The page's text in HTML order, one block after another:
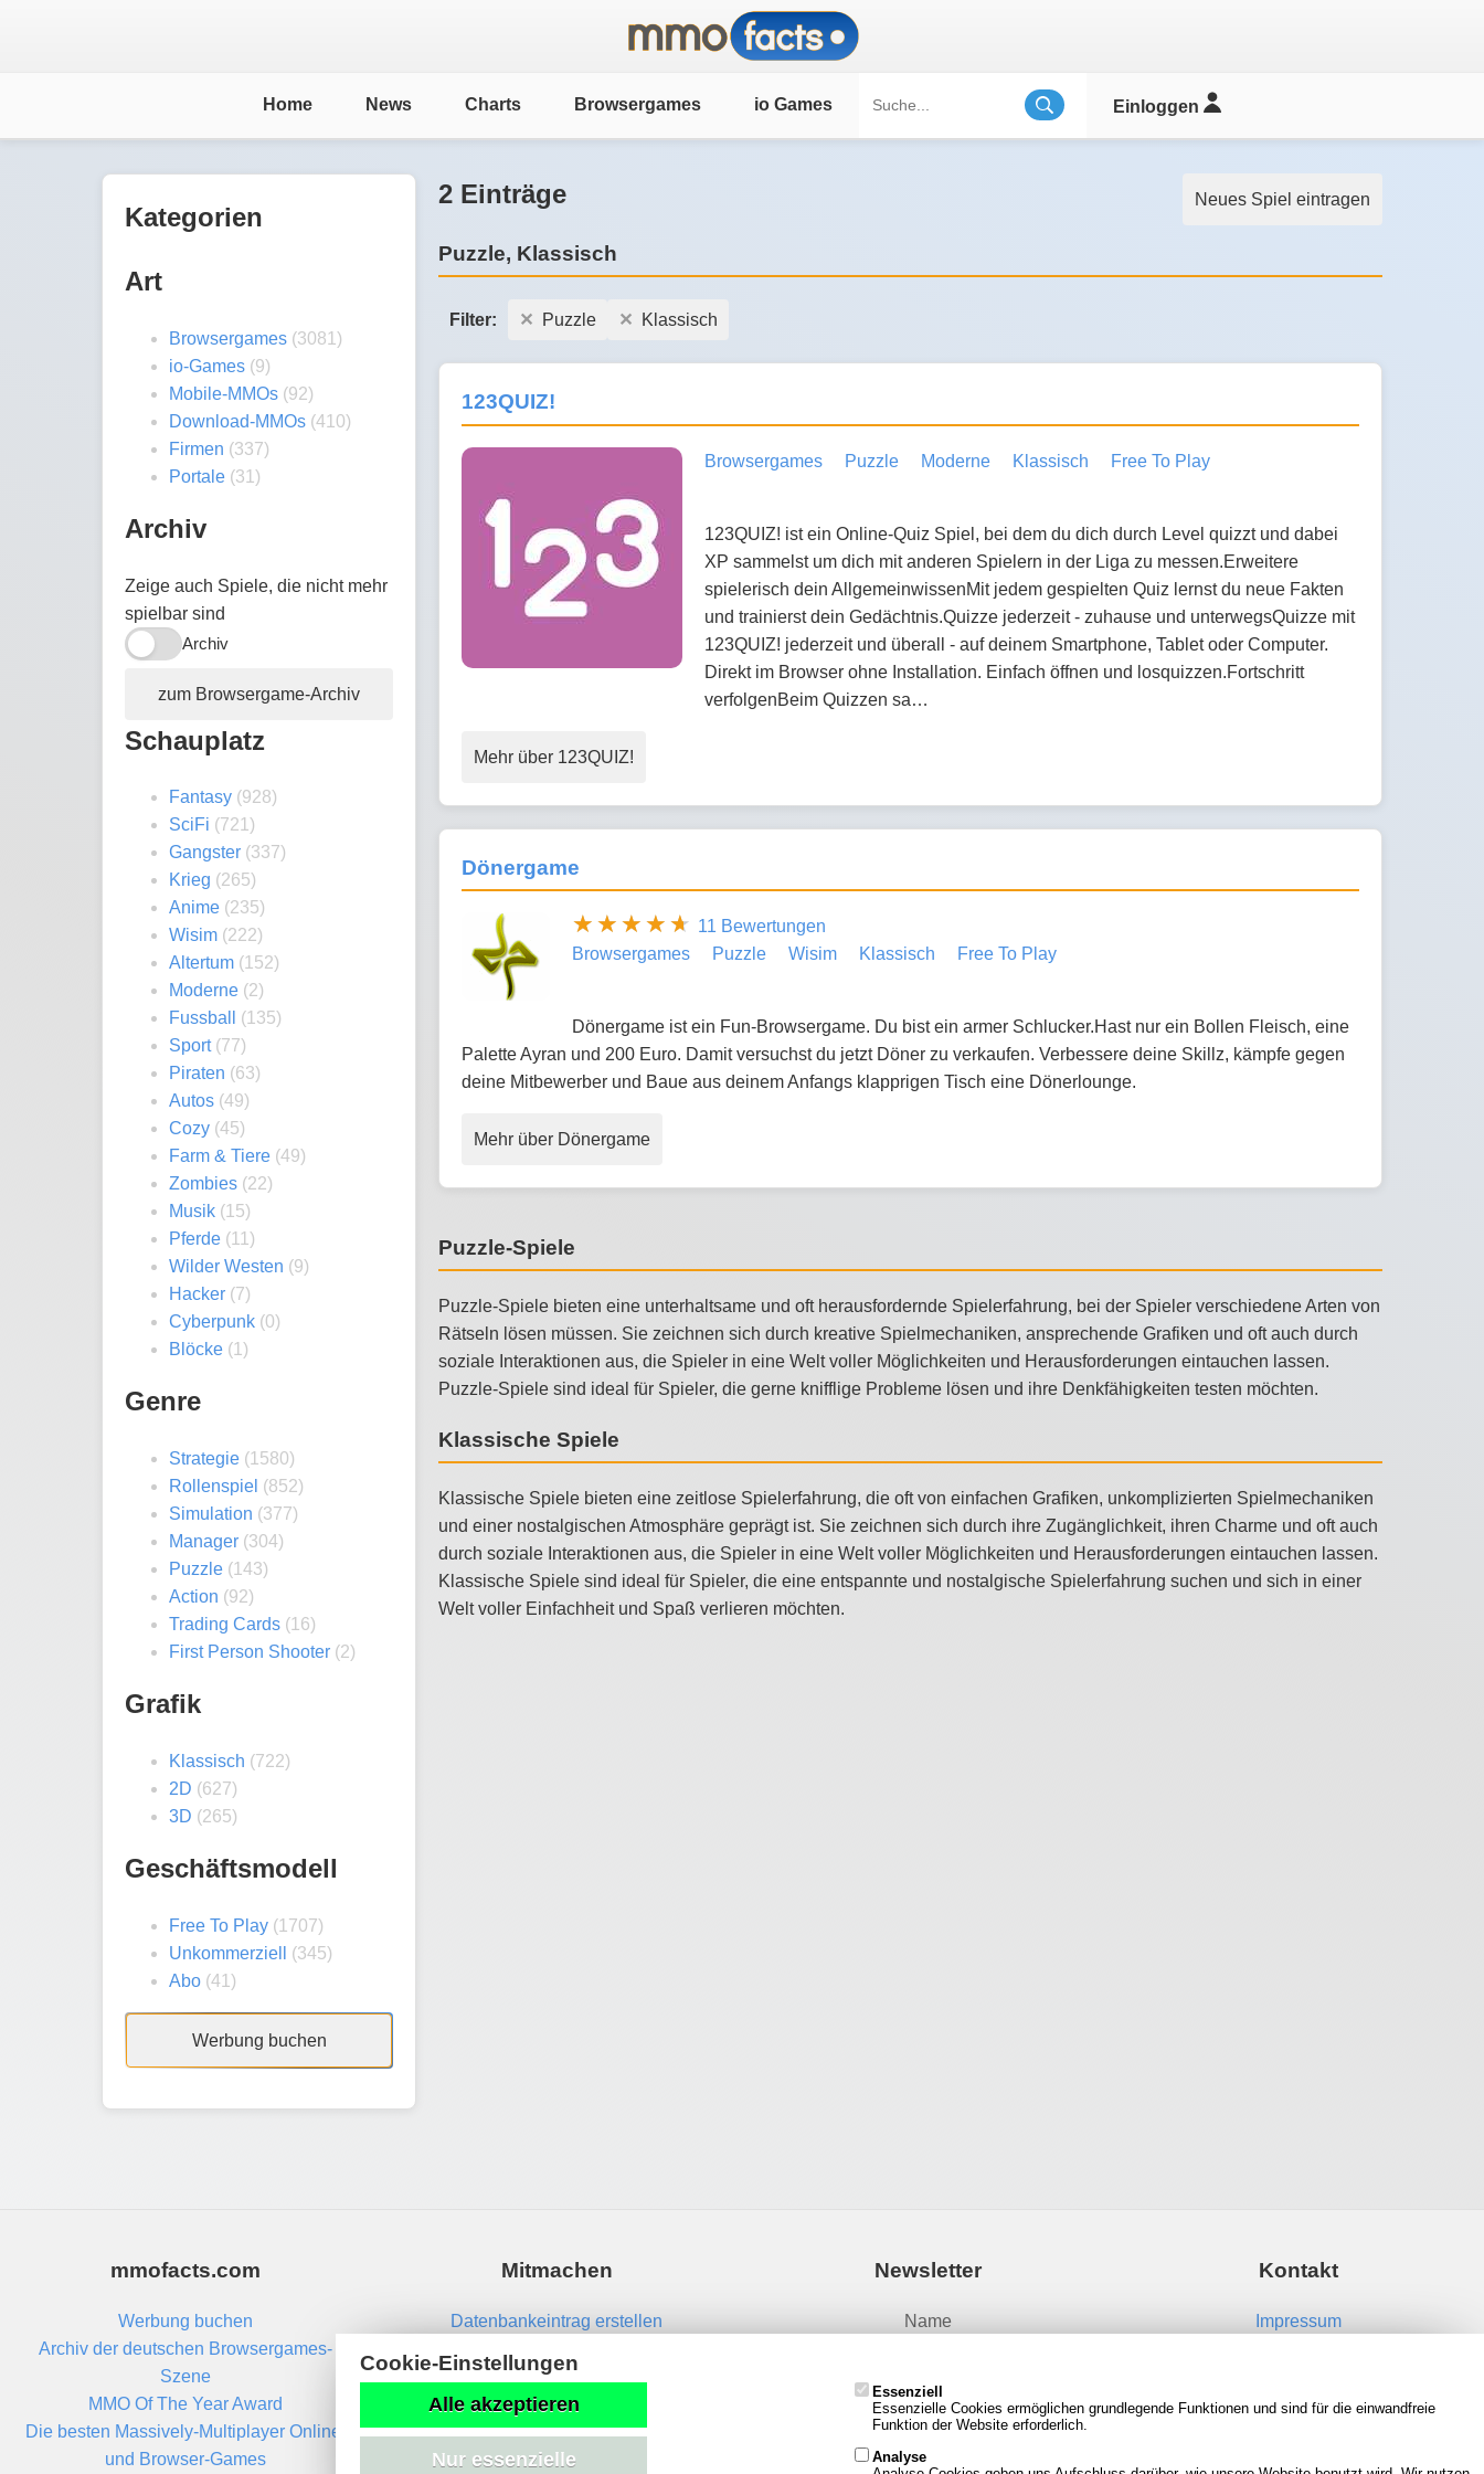
Home News Charts Browsergames io Games Einloggen
Kategorien
Art
Browsergames (3081)
io-Games (9)
Mobile-MMOs (92)
Download-MMOs (410)
Firmen (337)
Portale (31)
Archiv
Zeige auch Spiele, die nicht mehr
spielbar sind
Archiv
zum Browsergame-Archiv
Schauplatz
Fantasy (928)
SciFi (721)
Gangster (337)
Krieg (265)
Anime (235)
Wisim (222)
Altertum (152)
Moderne (2)
Fussball
(135)
Sport(77)
Piraten (63)
Autos (49)
Cozy (45)
Farm & Tiere (49)
Zombies (22)
Musik (15)
Pferde (11)
Wilder Westen (9)
Hacker (7)
Cyberpunk (0)
Blöcke (1)
Genre
Strategie (1580)
Rollenspiel (852)
Simulation (377)
Manager (304)
Puzzle (143)
Action (92)
Trading Cards (16)
First Person Shooter (2)
Grafik
Klassisch (722)
2D (627)
3D (265)
Geschäftsmodell
Free To Play (1707)
Unkommerziell
(345)
Abo (41)
Werbung buchen
Neues Spiel eintragen
2 Einträge
Puzzle, Klassisch
Filter: Puzzle Klassisch
123QUIZ!
Browsergames Puzzle Moderne Klassisch Free To Play
123QUIZ! ist ein Online-Quiz Spiel, bei dem du dich durch Level quizzt und dabei
XP sammelst um dich mit anderen Spielern in der Liga zu messen.Erweitere
spielerisch dein AllgemeinwissenMit jedem gespielten Quiz lernst du neue Fakten
und trainierst dein Gedächtnis.Quizze jederzeit - zuhause und unterwegsQuizze mit
123QUIZ! jederzeit und überall - auf deinem Smartphone, Tablet oder Computer.
Direkt im Browser ohne Installation. Einfach öffnen und losquizzen.Fortschritt
verfolgenBeim Quizzen sa…
Mehr über 123QUIZ!
Dönergame
11 Bewertungen
Browsergames
Puzzle Wisim Klassisch Free To Play
Dönergame ist ein Fun-Browsergame. Du bist ein armer Schlucker.Hast nur ein Bollen Fleisch, eine
Palette Ayran und 200 Euro. Damit versuchst du jetzt Döner zu verkaufen. Verbessere deine Skillz, kämpfe gegen
deine Mitbewerber und Baue aus deinem Anfangs klapprigen Tisch eine Dönerlounge.
Mehr über Dönergame
Puzzle-Spiele
Puzzle-Spiele bieten eine unterhaltsame und oft herausfordernde Spielerfahrung, bei der Spieler verschiedene Arten von
Rätseln lösen müssen. Sie zeichnen sich durch kreative Spielmechaniken, ansprechende Grafiken und oft auch durch
soziale Interaktionen aus, die Spieler in eine Welt voller Möglichkeiten und Herausforderungen eintauchen lassen.
Puzzle-Spiele sind ideal für Spieler, die gerne knifflige Probleme lösen und ihre Denkfähigkeiten testen möchten.
Klassische Spiele
Klassische Spiele bieten eine zeitlose Spielerfahrung, die oft von einfachen Grafiken, unkomplizierten Spielmechaniken
und einer nostalgischen Atmosphäre geprägt ist. Sie zeichnen sich durch ihre Zugänglichkeit, ihren Charme und oft auch
durch soziale Interaktionen aus, die Spieler in eine Welt voller Möglichkeiten und Herausforderungen eintauchen lassen.
Klassische Spiele sind ideal für Spieler, die eine entspannte und nostalgische Spielerfahrung suchen und sich in einer
Welt voller Einfachheit und Spaß verlieren möchten.
mmofacts.com
Werbung buchen
Archiv der deutschen Browsergames-
Szene
MMO Of The Year Award
Die besten Massively-Multiplayer Online-
und Browser-Games
Mitmachen
Datenbankeintrag erstellen
Newsletter
Name
Email
Kontakt
Impressum
RSS Feeds
Neue Spiele in der Datenbank
Cookie-Einstellungen
Alle akzeptieren
Nur essenzielle
Essenziell
Essenzielle Cookies ermöglichen grundlegende Funktionen und sind für die einwandfreie
Funktion der Website erforderlich.
Analyse